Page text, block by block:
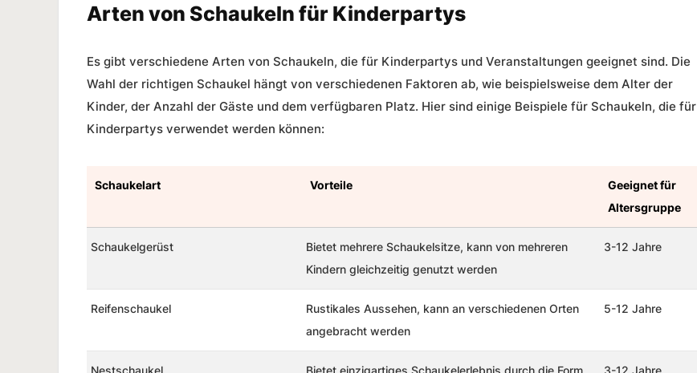
Arten von Schaukeln für Kinderpartys
Es gibt verschiedene Arten von Schaukeln, die für Kinderpartys und Veranstaltungen geeignet sind. Die
Wahl der richtigen Schaukel hängt von verschiedenen Faktoren ab, wie beispielsweise dem Alter der
Kinder, der Anzahl der Gäste und dem verfügbaren Platz. Hier sind einige Beispiele für Schaukeln, die für
Kinderpartys verwendet werden können:
Schaukelart Vorteile
Geeignet für
Altersgruppe
Schaukelgerüst
Bietet mehrere Schaukelsitze, kann von mehreren
Kindern gleichzeitig genutzt werden
3-12 Jahre
Reifenschaukel
Rustikales Aussehen, kann an verschiedenen Orten
angebracht werden
5-12 Jahre
Nestschaukel
Bietet einzigartiges Schaukelerlebnis durch die Form,
3-12 Jahre